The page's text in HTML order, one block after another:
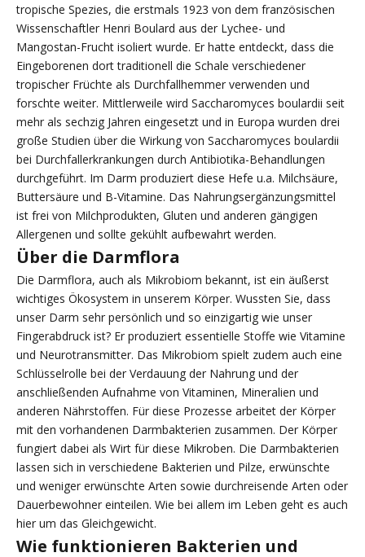
tropische Spezies, die erstmals 1923 von dem französischen
Wissenschaftler Henri Boulard aus der Lychee- und
Mangostan-Frucht isoliert wurde. Er hatte entdeckt, dass die
Eingeborenen dort traditionell die Schale verschiedener
tropischer Früchte als Durchfallhemmer verwenden und
forschte weiter. Mittlerweile wird Saccharomyces boulardii seit
mehr als sechzig Jahren eingesetzt und in Europa wurden drei
große Studien über die Wirkung von Saccharomyces boulardii
bei Durchfallerkrankungen durch Antibiotika-Behandlungen
durchgeführt. Im Darm produziert diese Hefe u.a. Milchsäure,
Buttersäure und B-Vitamine. Das Nahrungsergänzungsmittel
ist frei von Milchprodukten, Gluten und anderen gängigen
Allergenen und sollte gekühlt aufbewahrt werden.
Über die Darmflora
Die Darmflora, auch als Mikrobiom bekannt, ist ein äußerst
wichtiges Ökosystem in unserem Körper. Wussten Sie, dass
unser Darm sehr persönlich und so einzigartig wie unser
Fingerabdruck ist? Er produziert essentielle Stoffe wie Vitamine
und Neurotransmitter. Das Mikrobiom spielt zudem auch eine
Schlüsselrolle bei der Verdauung der Nahrung und der
anschließenden Aufnahme von Vitaminen, Mineralien und
anderen Nährstoffen. Für diese Prozesse arbeitet der Körper
mit den vorhandenen Darmbakterien zusammen. Der Körper
fungiert dabei als Wirt für diese Mikroben. Die Darmbakterien
lassen sich in verschiedene Bakterien und Pilze, erwünschte
und weniger erwünschte Arten sowie durchreisende Arten oder
Dauerbewohner einteilen. Wie bei allem im Leben geht es auch
hier um das Gleichgewicht.
Wie funktionieren Bakterien und